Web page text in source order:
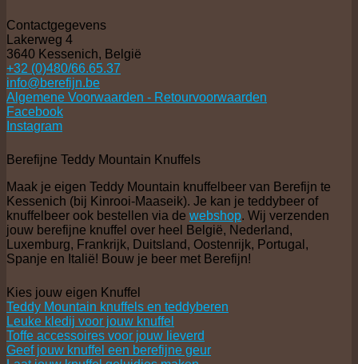
Contactgegevens
Lakerweg 4
3640 Kessenich, België
+32 (0)480/66.65.37
info@berefijn.be
Algemene Voorwaarden - Retourvoorwaarden
Facebook
Instagram
Berefijne Teddy Mountain Knuffels
Maak je eigen Teddy Mountain knuffelbeer van Berefijn te
Kessenich (bij Kinrooi-Maaseik). Je kan je teddybeer of
knuffelbeer ook bestellen via de webshop. Wij verzenden
jouw berefijne knuffel over heel België, Nederland,
Luxemburg, Frankrijk, Duitsland, Oostenrijk, Portugal,
Spanje en Italië! Bouw je beer met Berefijn!
Kies jouw eigen Knuffel
Teddy Mountain knuffels en teddyberen
Leuke kledij voor jouw knuffel
Toffe accessoires voor jouw lieverd
Geef jouw knuffel een berefijne geur